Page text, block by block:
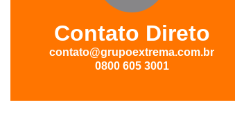
Contato Direto
contato@grupoextrema.com.br
0800 605 3001